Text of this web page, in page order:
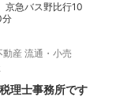
急バス野比行10
動産 流通・小売
理士事務所です